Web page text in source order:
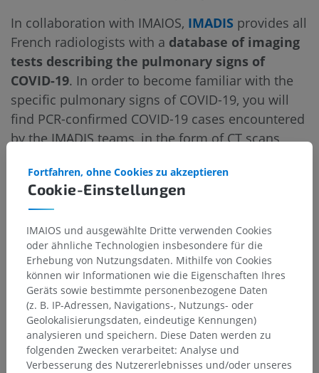
In collaboration with IMAIOS, IMADIS provides all
French radiologists with a database of imaging
tests describing the pulmonary signs of
COVID-19. In order to become familiar with the
specific pulmonary signs of COVID-19, you will
find PCR-confirmed COVID-19 cases encountered
by the IMADIS teams, in the form of CT scans
COVID-19 cases:PCR-confirmed COVID-19 Cases
Cookie-Einstellungen
Fortfahren, ohne Cookies zu akzeptieren
IMAIOS und ausgewählte Dritte verwenden Cookies
oder ähnliche Technologien insbesondere für die
Erhebung von Nutzungsdaten. Mithilfe von Cookies
können wir Informationen wie die Eigenschaften Ihres
Geräts sowie bestimmte personenbezogene Daten
(z. B. IP-Adressen, Navigations-, Nutzungs- oder
Geolokalisierungsdaten, eindeutige Kennungen)
analysieren und speichern. Diese Daten werden zu
folgenden Zwecken verarbeitet: Analyse und
Verbesserung des Nutzererlebnisses und/oder unseres